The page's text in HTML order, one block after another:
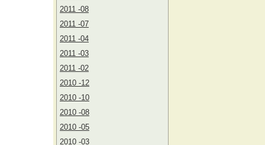
2011 -08
2011 -07
2011 -04
2011 -03
2011 -02
2010 -12
2010 -10
2010 -08
2010 -05
2010 -03